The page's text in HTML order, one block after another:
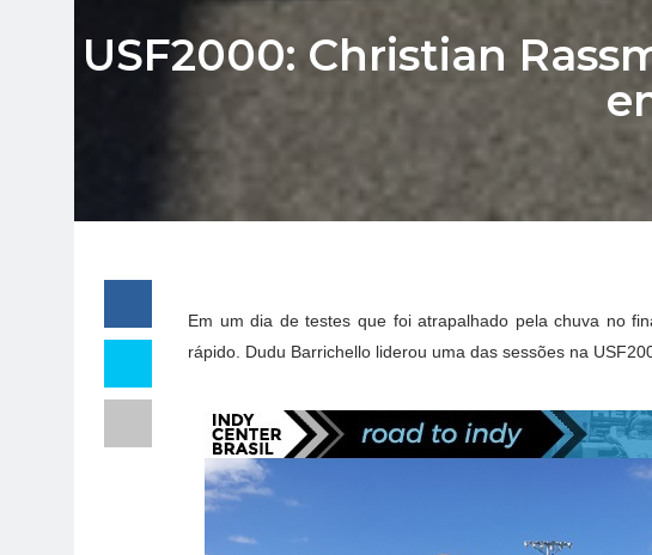
USF2000: Christian
Em um dia de testes que foi atrapalhado pela chuva no
rápido. Dudu Barrichello liderou uma das sessões na